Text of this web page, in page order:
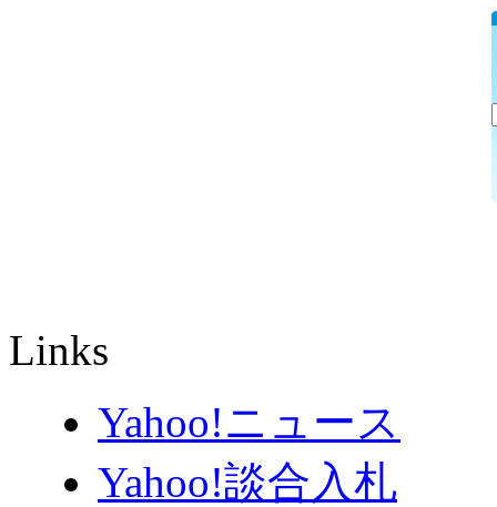
Links
Yahoo!ニュース
Yahoo!談合入札